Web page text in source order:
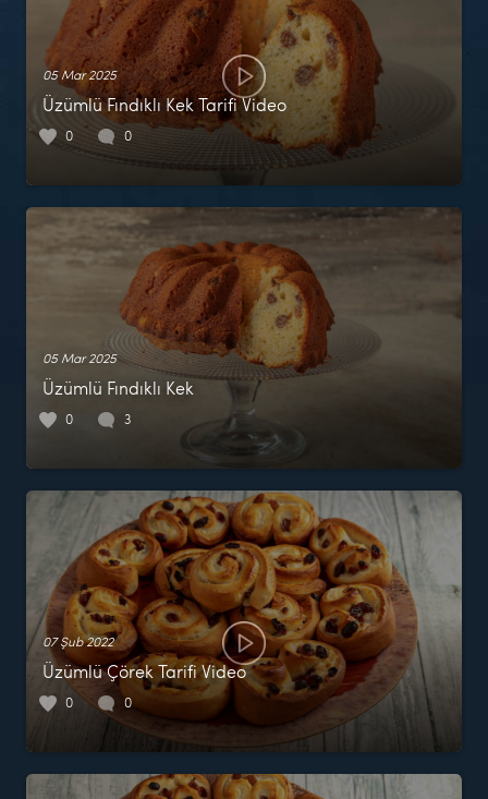
05 Mar 2025
Üzümlü Fındıklı Kek Tarifi Video
0 0
05 Mar 2025
Üzümlü Fındıklı Kek
0 3
07 Şub 2022
Üzümlü Çörek Tarifi Video
0 0